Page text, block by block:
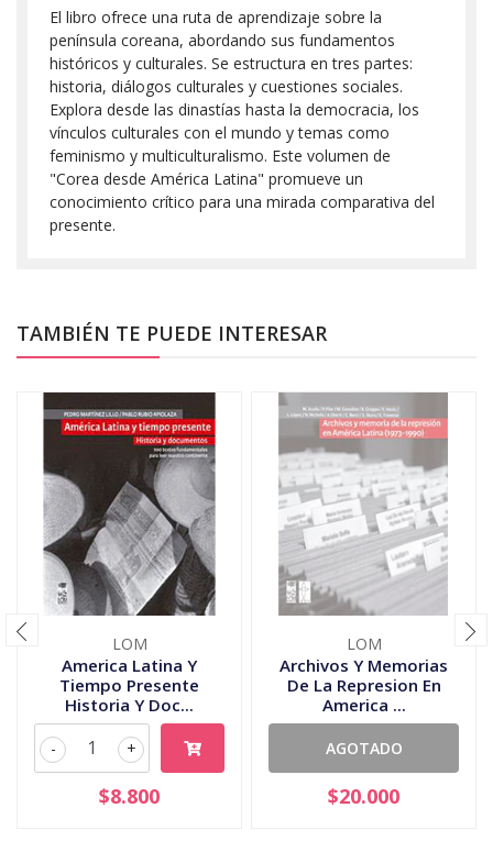
El libro ofrece una ruta de aprendizaje sobre la
península coreana, abordando sus fundamentos
históricos y culturales. Se estructura en tres partes:
historia, diálogos culturales y cuestiones sociales.
Explora desde las dinastías hasta la democracia, los
vínculos culturales con el mundo y temas como
feminismo y multiculturalismo. Este volumen de
"Corea desde América Latina" promueve un
conocimiento crítico para una mirada comparativa del
presente.
TAMBIÉN TE PUEDE INTERESAR
LOM
America Latina Y
Tiempo Presente
Historia Y Doc...
+
-
$8.800
LOM
Archivos Y Memorias
De La Represion En
America ...
AGOTADO
$20.000